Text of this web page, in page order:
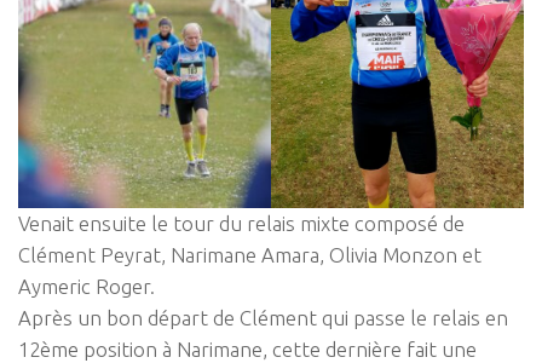
Venait ensuite le tour du relais mixte composé de
Clément Peyrat, Narimane Amara, Olivia Monzon et
Aymeric Roger.
Après un bon départ de Clément qui passe le relais en
12ème position à Narimane, cette dernière fait une